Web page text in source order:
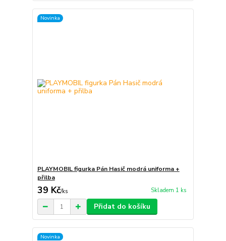
Novinka
PLAYMOBIL figurka Pán Hasič modrá uniforma +
přilba
39 Kč/ks Skladem 1 ks
Přidat do košíku
Novinka